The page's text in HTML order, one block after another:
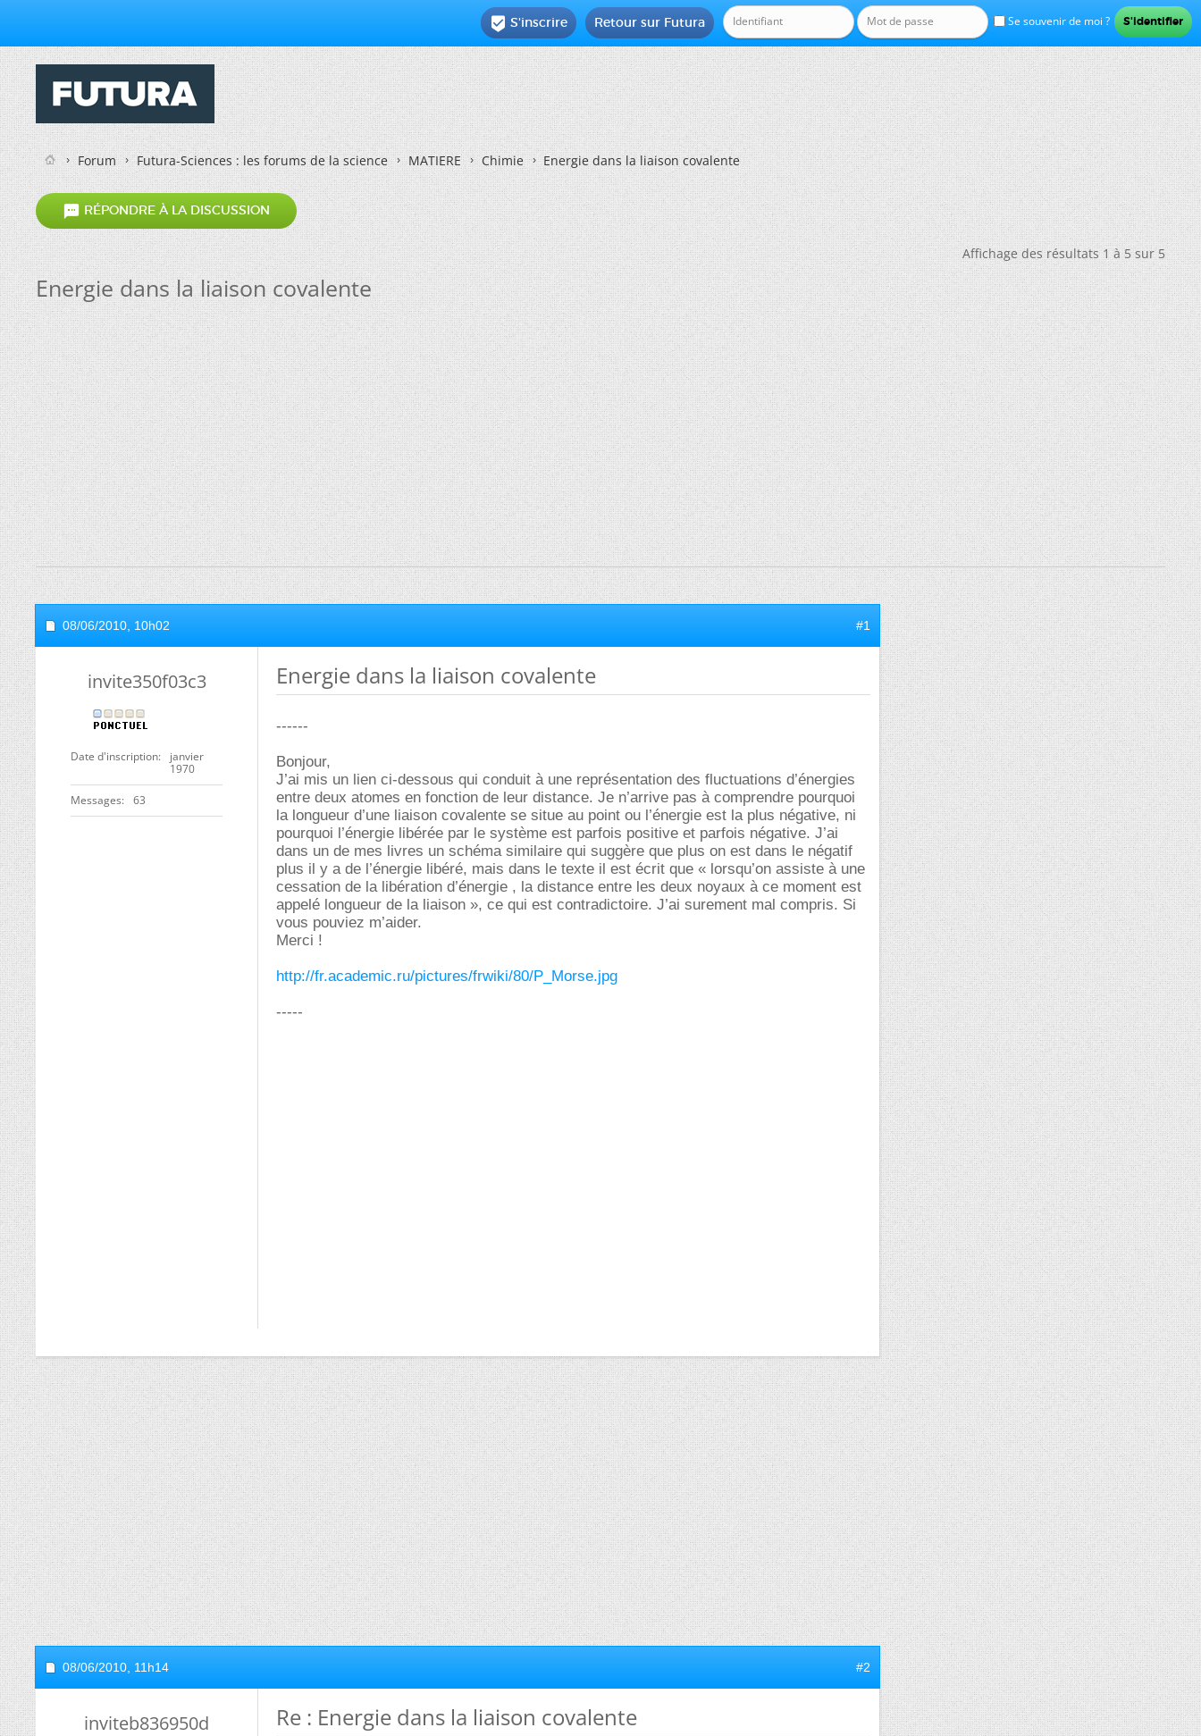
Se souvenir de moi ?
Retour sur Futura
 S'inscrire
Forum Futura-Sciences : les forums de la science MATIERE Chimie Energie dans la liaison covalente
 RÉPONDRE À LA DISCUSSION
Affichage des résultats 1 à 5 sur 5
Energie dans la liaison covalente
08/06/2010, 10h02 #1
invite350f03c3
Date d'inscription
janvier
1970
Messages 63
Energie dans la liaison covalente
------
Bonjour,
J’ai mis un lien ci-dessous qui conduit à une représentation des fluctuations d’énergies
entre deux atomes en fonction de leur distance. Je n’arrive pas à comprendre pourquoi
la longueur d’une liaison covalente se situe au point ou l’énergie est la plus négative, ni
pourquoi l’énergie libérée par le système est parfois positive et parfois négative. J’ai
dans un de mes livres un schéma similaire qui suggère que plus on est dans le négatif
plus il y a de l’énergie libéré, mais dans le texte il est écrit que « lorsqu’on assiste à une
cessation de la libération d’énergie , la distance entre les deux noyaux à ce moment est
appelé longueur de la liaison », ce qui est contradictoire. J’ai surement mal compris. Si
vous pouviez m’aider.
Merci !
http://fr.academic.ru/pictures/frwiki/80/P_Morse.jpg
-----
08/06/2010, 11h14 #2
inviteb836950d Re : Energie dans la liaison covalente